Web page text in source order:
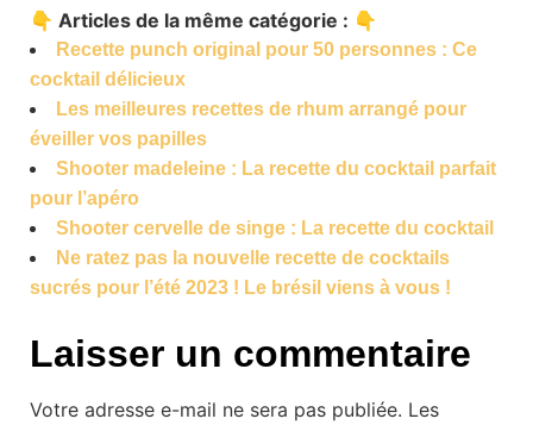
👇 Articles de la même catégorie : 👇
Recette punch original pour 50 personnes : Ce
cocktail délicieux
Les meilleures recettes de rhum arrangé pour
éveiller vos papilles
Shooter madeleine : La recette du cocktail parfait
pour l’apéro
Shooter cervelle de singe : La recette du cocktail
Ne ratez pas la nouvelle recette de cocktails
sucrés pour l’été 2023 ! Le brésil viens à vous !
Laisser un commentaire
Votre adresse e-mail ne sera pas publiée. Les